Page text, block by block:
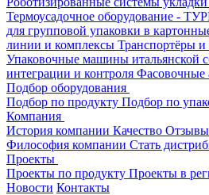
Термоусадочное оборудование -
для групповой упаковки в
линии и комплексы Транспортёры
Упаковочные машины итальянской
интеграции и контроля Фасовочные
Подбор оборудования
Подбор по продукту Подбор по
Компания
История компании Качество Отзывы
Философия компании Стать
Проекты
Проекты по продукту Проекты в
Новости Контакты